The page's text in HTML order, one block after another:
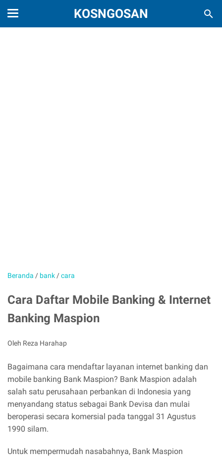
KOSNGOSAN
Beranda / bank /cara
Cara Daftar Mobile Banking & Internet
Banking Maspion
Oleh Reza Harahap
Bagaimana cara mendaftar layanan internet banking dan
mobile banking Bank Maspion? Bank Maspion adalah
salah satu perusahaan perbankan di Indonesia yang
menyandang status sebagai Bank Devisa dan mulai
beroperasi secara komersial pada tanggal 31 Agustus
1990 silam.
Untuk mempermudah nasabahnya, Bank Maspion